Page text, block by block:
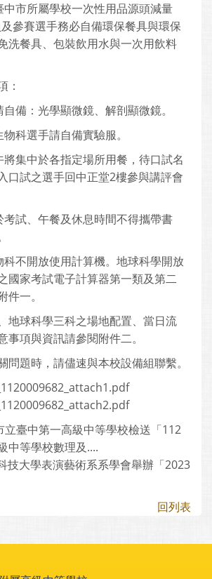
市所屬學校一次性用品源頭減量
參賽選手務必自備環保餐具與環保
洗餐具、包裝飲用水與一次用飲料
：
備：光學顯微鏡、解剖顯微鏡。
科選手請自備實驗服。
集中於各指定場所用餐，待口試名
口試之選手回中正堂2樓參與講評會
試、午餐及休息時間不得攜帶書
不開放使用計算機。地球科學開放
國家考試電子計算器第一類及第二
一。
地球科學三科之場地配置、當日流
事項與資訊請參閱附件二。
問題時，請儘速與本校設備組聯繫。
立臺中第一高級中等學校檢送「112
中等學校數理及....
技大學表演藝術系系學會舉辦「2023
回列表